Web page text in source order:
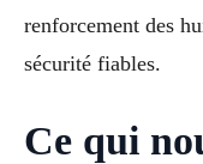
renforcement des
sécurité fiables.
Ce qui